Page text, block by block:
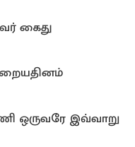
கைது
ஒருவரே இவ்வாறு